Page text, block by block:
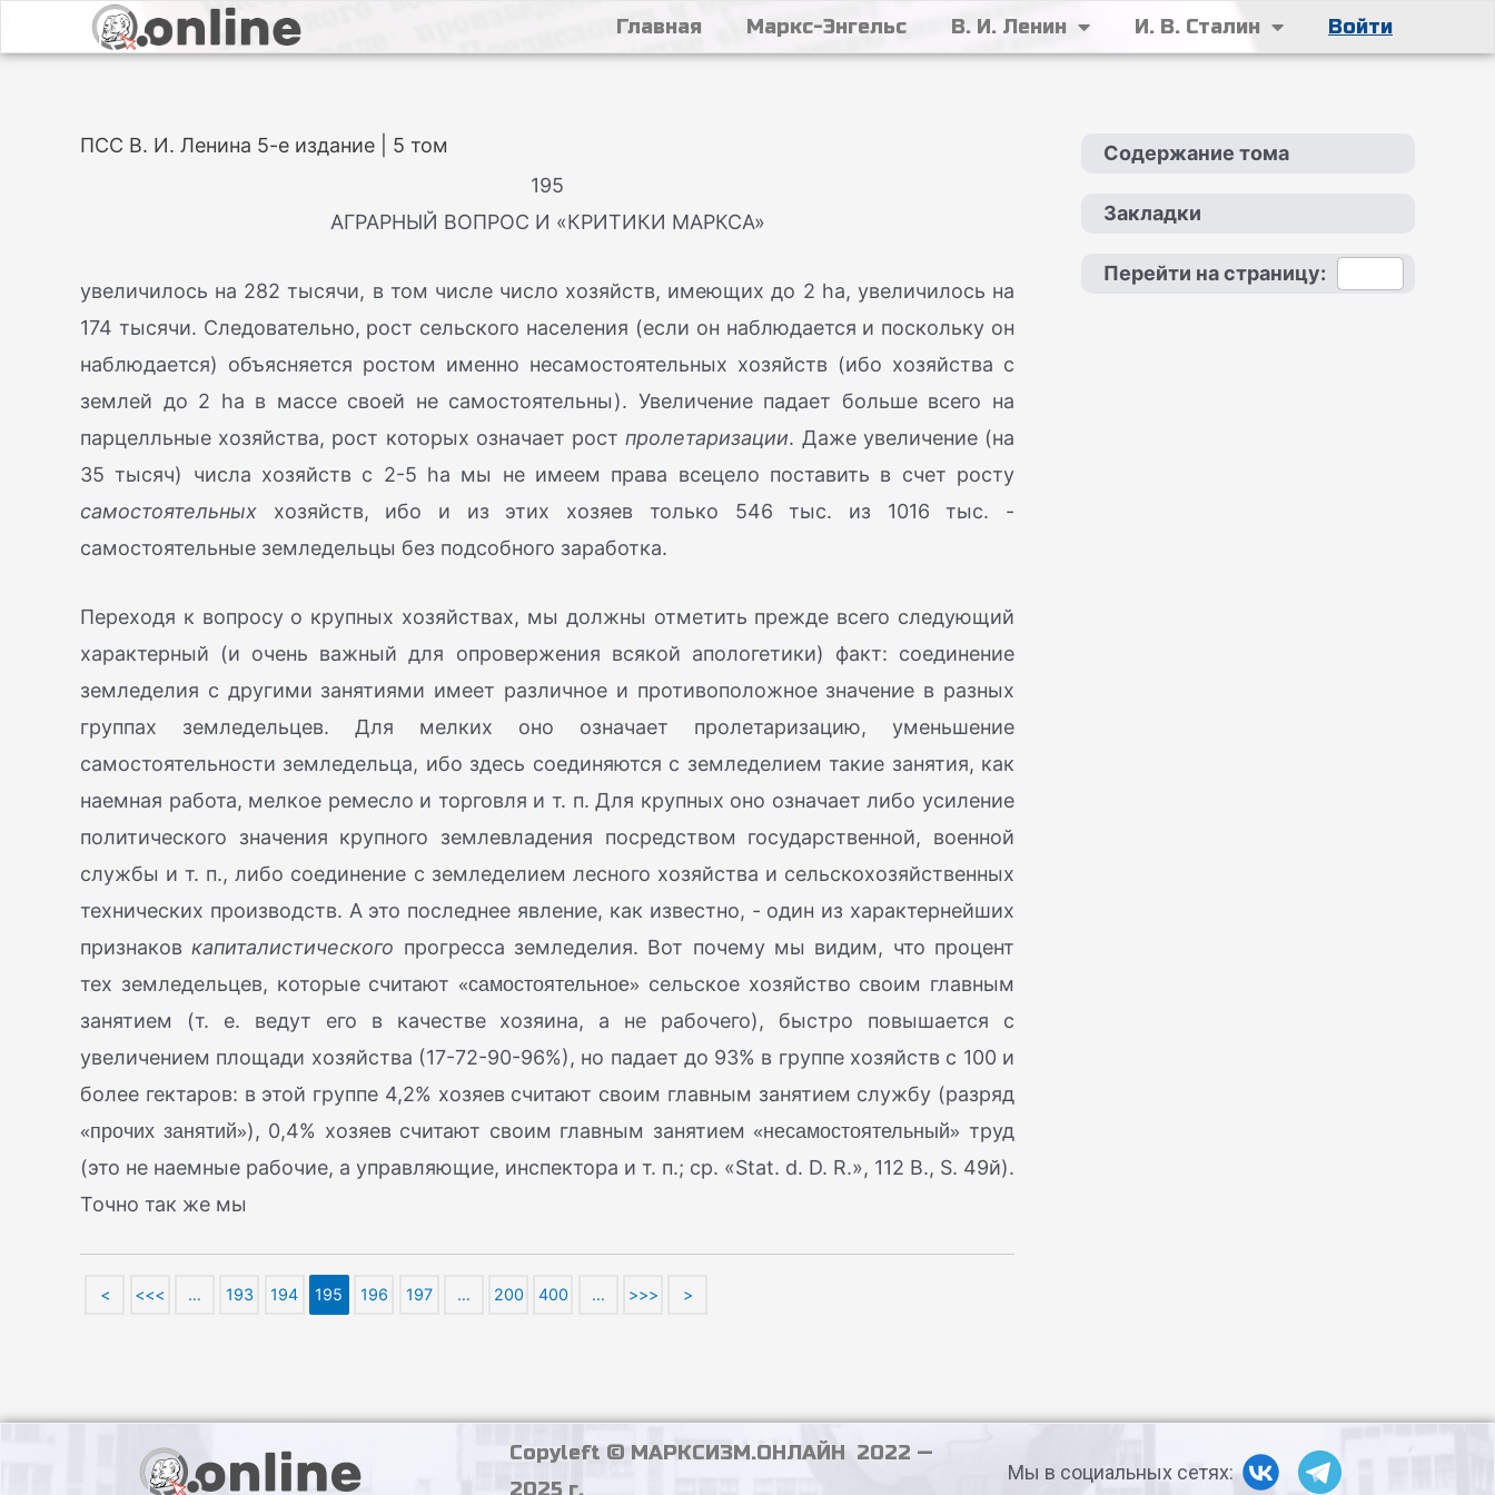
Главная Маркс-Энгельс В. И. Ленин И. В. Сталин Войти
ПСС В. И. Ленина 5-е издание | 5 том
195
АГРАРНЫЙ ВОПРОС И «КРИТИКИ МАРКСА»
увеличилось на 282 тысячи, в том числе число хозяйств, имеющих до 2 ha, увеличилось на
174 тысячи. Следовательно, рост сельского населения (если он наблюдается и поскольку он
наблюдается) объясняется ростом именно несамостоятельных хозяйств (ибо хозяйства с
землей до 2 ha в массе своей не самостоятельны). Увеличение падает больше всего на
парцелльные хозяйства, рост которых означает ростпролетаризации. Даже увеличение (на
35 тысяч) числа хозяйств с 2-5 ha мы не имеем права всецело поставить в счет росту
самостоятельных хозяйств, ибо и из этих хозяев только 546 тыс. из 1016 тыс. -
самостоятельные земледельцы без подсобного заработка.
Переходя к вопросу о крупных хозяйствах, мы должны отметить прежде всего следующий
характерный (и очень важный для опровержения всякой апологетики) факт: соединение
земледелия с другими занятиями имеет различное и противоположное значение в разных
группах земледельцев. Для мелких оно означает пролетаризацию, уменьшение
самостоятельности земледельца, ибо здесь соединяются с земледелием такие занятия, как
наемная работа, мелкое ремесло и торговля и т. п. Для крупных оно означает либо усиление
политического значения крупного землевладения посредством государственной, военной
службы и т. п., либо соединение с земледелием лесного хозяйства и сельскохозяйственных
технических производств. А это последнее явление, как известно, - один из характернейших
признаковкапиталистического прогресса земледелия. Вот почему мы видим, что процент
тех земледельцев, которые считают «самостоятельное» сельское хозяйство своим главным
занятием (т. е. ведут его в качестве хозяина, а не рабочего), быстро повышается с
увеличением площади хозяйства (17-72-90-96%), но падает до 93% в группе хозяйств с 100 и
более гектаров: в этой группе 4,2% хозяев считают своим главным занятием службу (разряд
«прочих занятий»), 0,4% хозяев считают своим главным занятием«несамостоятельный» труд
(это не наемные рабочие, а управляющие, инспектора и т. п.; ср. «Stat. d. D. R.», 112 В., S. 49й).
Точно так же мы
< <<< … 193 194 195 196 197 … 200 400 … >>> >
Содержание тома
Закладки
Перейти на страницу:
Copyleft © МАРКСИЗМ.ОНЛАЙН 2022 —
2025 г.
Мы в социальных сетях: